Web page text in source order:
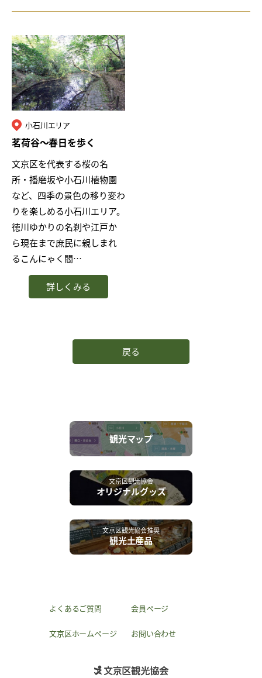
小石川エリア
茗荷谷〜春日を歩く
文京区を代表する桜の名
所・播磨坂や小石川植物園
など、四季の景色の移り変わ
りを楽しめる小石川エリア。
徳川ゆかりの名刹や江戸か
ら現在まで庶民に親しまれ
るこんにゃく閻…
詳しくみる
戻る
観光マップ
文京区観光協会
オリジナルグッズ
文京区観光協会推奨
観光土産品
よくあるご質問 会員ページ
文京区ホームページ お問い合わせ